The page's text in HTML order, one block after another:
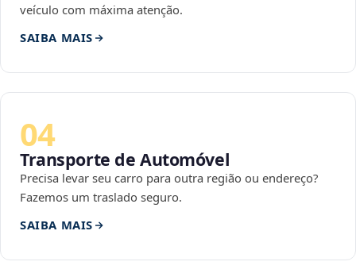
veículo com máxima atenção.
SAIBA MAIS
04
Transporte de Automóvel
Precisa levar seu carro para outra região ou endereço?
Fazemos um traslado seguro.
SAIBA MAIS